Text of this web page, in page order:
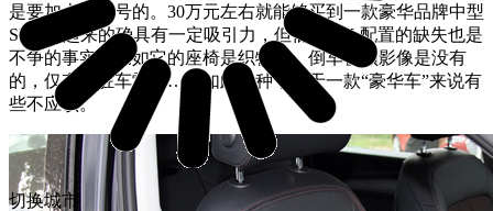
是要加上双引号的。30万元左右就能够买到一款豪华品牌中型
SUV看起来的确具有一定吸引力，但低配Q5L配置的缺失也是
不争的事实。比如它的座椅是织物的，倒车视频影像是没有
的，仅有后驻车雷达……如此种种，对于一款“豪华车”来说有
些不应该。
切换城市